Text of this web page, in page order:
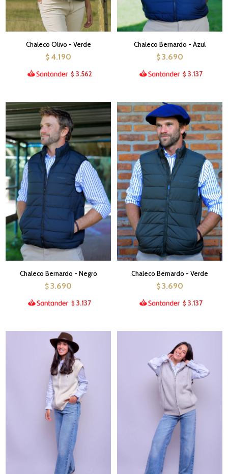
Chaleco Olivo - Verde
$ 4.190
$ 3.562
Chaleco Bernardo - Azul
$ 3.690
$ 3.137
Chaleco Bernardo - Negro
$ 3.690
$ 3.137
Chaleco Bernardo - Verde
$ 3.690
$ 3.137